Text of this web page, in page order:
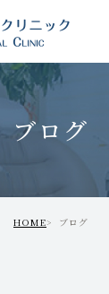
ブログ
HOME ブログ